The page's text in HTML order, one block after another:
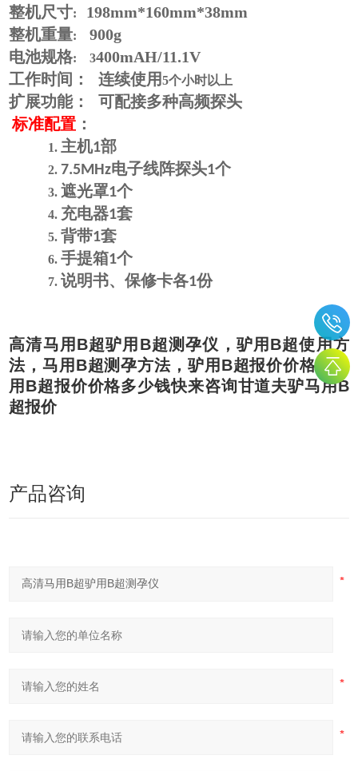
整机尺寸: 198mm*160mm*38mm
整机重量:900g
电池规格: 3400mAH/11.1V
工作时间：
连续使用5个小时以上
扩展功能：
可配接多种高频探头
标准配置 ：
1. 主机1部
2. 7.5MHz电子线阵探头1个
3.遮光罩1个
4. 充电器1套
5.背带1套
6.手提箱1个
7.说明书、保修卡各1份
高清马用B超驴用B超测孕仪 ，驴用B超使用方
法，马用B超测孕方法，驴用B超报价价格，马
用B超报价价格多少钱快来咨询甘道夫驴马用B
超报价
产品咨询